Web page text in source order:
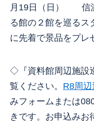
月19日（日） 信
る館の２館を巡るス
に先着で景品をプレ
◇『資料館周辺施設
覧ください。 R8周辺
みフォームまたは
きです。お申込みお